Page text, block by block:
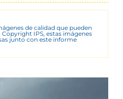
de calidad que pueden
Copyright IPS, estas imágenes
junto con este informe